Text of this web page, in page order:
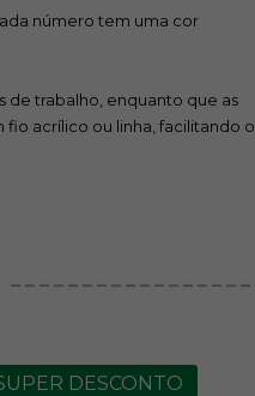
número tem uma cor
de trabalho, enquanto que as
acrílico ou linha, facilitando o
DESCONTO